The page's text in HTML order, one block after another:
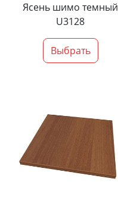
Ясень шимо темный
U3128
Выбрать